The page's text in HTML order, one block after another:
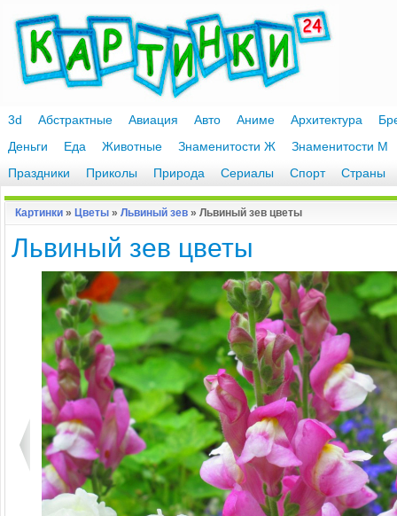
3d Абстрактные Авиация Авто Аниме Архитектура
Деньги
Еда Животные Знаменитости Ж
Знаменитости М
Праздники
Приколы Природа Сериалы Спорт Страны
Картинки » Цветы » Львиный зев » Львиный зев цветы
Львиный зев цветы